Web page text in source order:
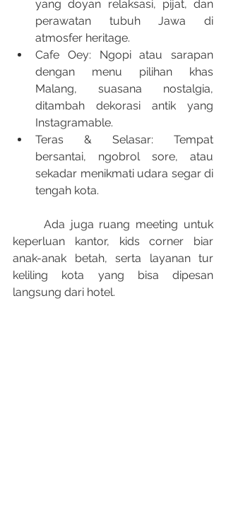
yang doyan relaksasi, pijat, dan
perawatan tubuh Jawa di
atmosfer heritage.
Cafe Oey: Ngopi atau sarapan
dengan menu pilihan khas
Malang, suasana nostalgia,
ditambah dekorasi antik yang
Instagramable.
Teras & Selasar: Tempat
bersantai, ngobrol sore, atau
sekadar menikmati udara segar di
tengah kota.
keperluan kantor, kids corner biar
anak-anak betah, serta layanan tur
keliling kota yang bisa dipesan
langsung dari hotel.